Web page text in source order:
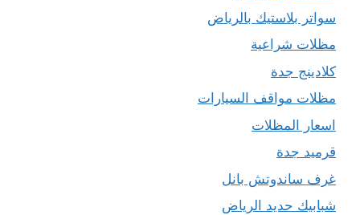
سواتر بلاستيك بالرياض
مظلات شراعية
كلادينج جدة
مظلات مواقف السيارات
اسعار المظلات
قرميد جدة
غرف ساندوتش بانل
شبابيك حديد الرياض